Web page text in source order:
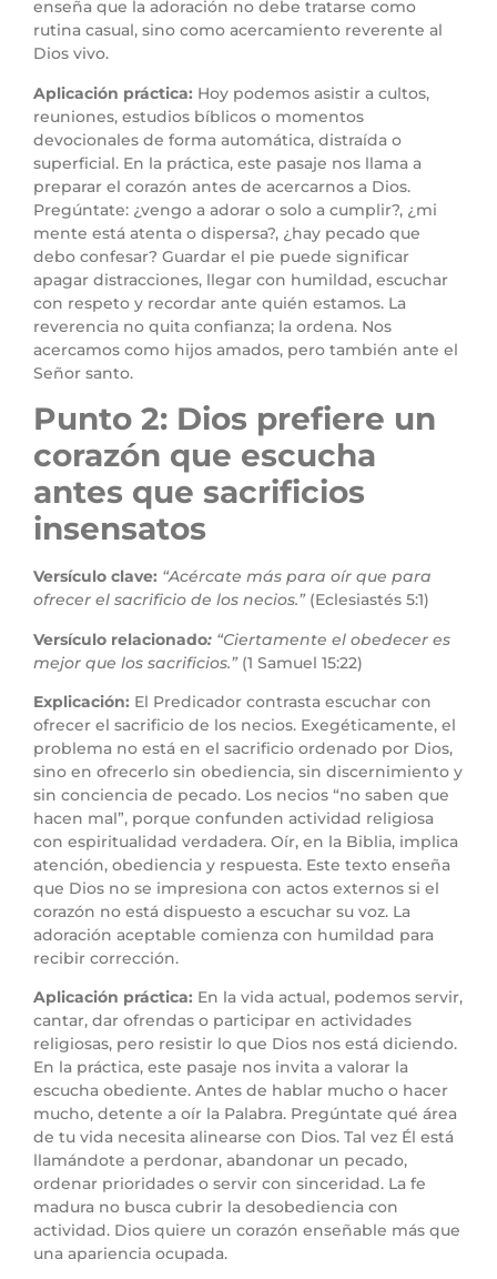
enseña que la adoración no debe tratarse como
rutina casual, sino como acercamiento reverente al
Dios vivo.
Aplicación práctica: Hoy podemos asistir a cultos,
reuniones, estudios bíblicos o momentos
devocionales de forma automática, distraída o
superficial. En la práctica, este pasaje nos llama a
preparar el corazón antes de acercarnos a Dios.
Pregúntate: ¿vengo a adorar o solo a cumplir?, ¿mi
mente está atenta o dispersa?, ¿hay pecado que
debo confesar? Guardar el pie puede significar
apagar distracciones, llegar con humildad, escuchar
con respeto y recordar ante quién estamos. La
reverencia no quita confianza; la ordena. Nos
acercamos como hijos amados, pero también ante el
Señor santo.
Punto 2: Dios prefiere un
corazón que escucha
antes que sacrificios
insensatos
Versículo clave: “Acércate más para oír que para
ofrecer el sacrificio de los necios.”(Eclesiastés 5:1)
Versículo relacionado: “Ciertamente el obedecer es
mejor que los sacrificios.”(1 Samuel 15:22)
Explicación: El Predicador contrasta escuchar con
ofrecer el sacrificio de los necios. Exegéticamente, el
problema no está en el sacrificio ordenado por Dios,
sino en ofrecerlo sin obediencia, sin discernimiento y
sin conciencia de pecado. Los necios “no saben que
hacen mal”, porque confunden actividad religiosa
con espiritualidad verdadera. Oír, en la Biblia, implica
atención, obediencia y respuesta. Este texto enseña
que Dios no se impresiona con actos externos si el
corazón no está dispuesto a escuchar su voz. La
adoración aceptable comienza con humildad para
recibir corrección.
Aplicación práctica: En la vida actual, podemos servir,
cantar, dar ofrendas o participar en actividades
religiosas, pero resistir lo que Dios nos está diciendo.
En la práctica, este pasaje nos invita a valorar la
escucha obediente. Antes de hablar mucho o hacer
mucho, detente a oír la Palabra. Pregúntate qué área
de tu vida necesita alinearse con Dios. Tal vez Él está
llamándote a perdonar, abandonar un pecado,
ordenar prioridades o servir con sinceridad. La fe
madura no busca cubrir la desobediencia con
actividad. Dios quiere un corazón enseñable más que
una apariencia ocupada.